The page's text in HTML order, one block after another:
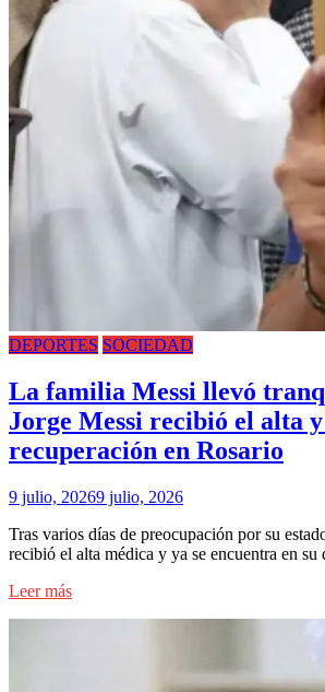
DEPORTES SOCIEDAD
La familia Messi llevó
Jorge Messi recibió el alta
recuperación en Rosario
9 julio, 20269 julio, 2026
Tras varios días de preocupación por su
recibió el alta médica y ya se encuentra en
Leer más